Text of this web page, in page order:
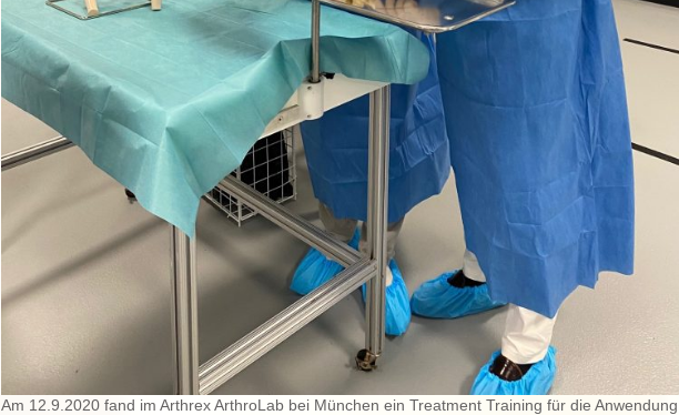
Am 12.9.2020 fand im Arthrex ArthroLab bei München ein Treatment Training für die Anwendung